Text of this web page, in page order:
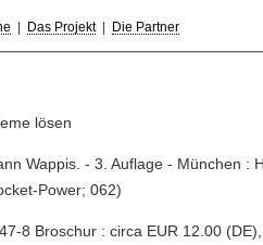
Das Projekt| Die Partner
lösen
Wappis. - 3. Auflage - München :
Power; 062)
8 Broschur : circa EUR 12.00